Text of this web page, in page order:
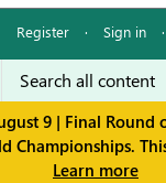
Register · Sign in ·
9 | Final Round
Championships.
Learn more